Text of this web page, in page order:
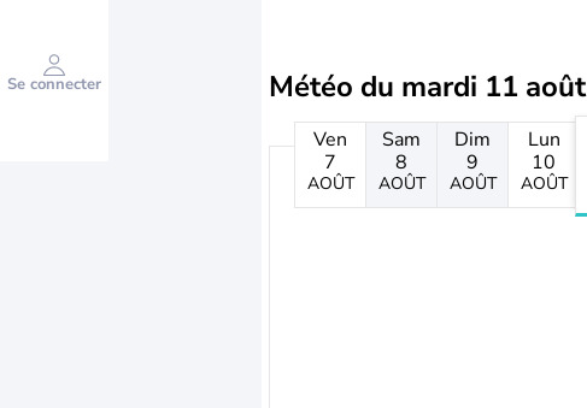
Se connecter Météo du mardi 11 août
Ven
7
AOÛT
Sam
8
AOÛT
Dim
9
AOÛT
Lun
10
AOÛT